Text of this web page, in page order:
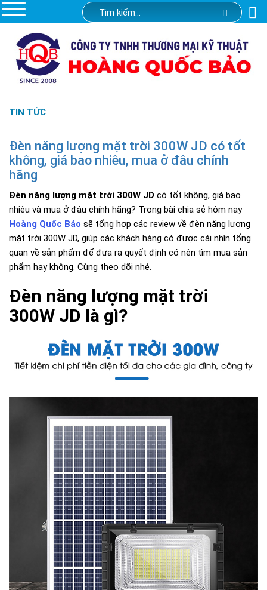
TIN TỨC
Đèn năng lượng mặt trời 300W JD có tốt
không, giá bao nhiêu, mua ở đâu chính
hãng
Đèn năng lượng mặt trời 300W JD có tốt không, giá bao
nhiêu và mua ở đâu chính hãng? Trong bài chia sẻ hôm nay
Hoàng Quốc Bảo sẽ tổng hợp các review về đèn năng lượng
mặt trời 300W JD, giúp các khách hàng có được cái nhìn tổng
quan về sản phẩm để đưa ra quyết định có nên tìm mua sản
phẩm hay không. Cùng theo dõi nhé.
Đèn năng lượng mặt trời
300W JD là gì?